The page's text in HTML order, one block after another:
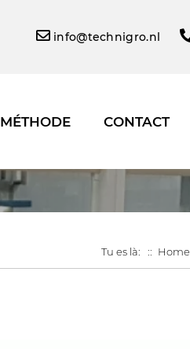
info@technigro.nl
MÉTHODE CONTACT
Tu es là: Home